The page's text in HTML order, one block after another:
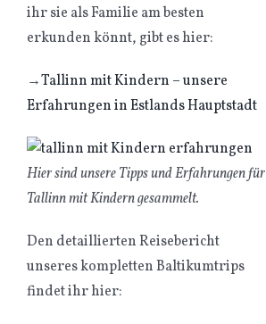
ihr sie als Familie am besten
erkunden könnt, gibt es hier:
→Tallinn mit Kindern – unsere
Erfahrungen in Estlands Hauptstadt
Hier sind unsere Tipps und Erfahrungen für
Tallinn mit Kindern gesammelt.
Den detaillierten Reisebericht
unseres kompletten Baltikumtrips
findet ihr hier: